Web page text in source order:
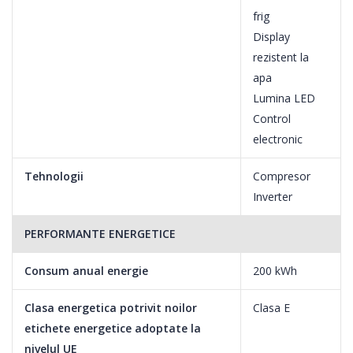
frig
Display
rezistent la
apa
Lumina LED
Control
electronic
Tehnologii
Compresor
Inverter
PERFORMANTE ENERGETICE
Consum anual energie 200 kWh
Clasa energetica potrivit noilor
etichete energetice adoptate la
nivelul UE
Clasa E